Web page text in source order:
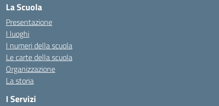
La Scuola
Presentazione
I luoghi
I numeri della scuola
Le carte della scuola
Organizzazione
La storia
I Servizi